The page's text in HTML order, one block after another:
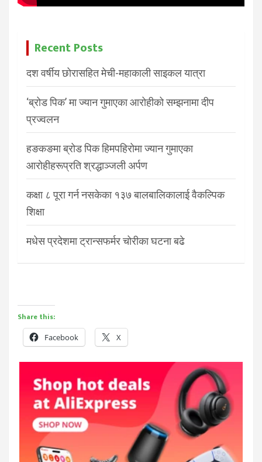
Recent Posts
दश वर्षीय छोरासहित मेची-महाकाली साइकल यात्रा
‘ब्रोड पिक’ मा ज्यान गुमाएका आरोहीको सम्झनामा दीप
प्रज्वलन
हङकङमा ब्रोड पिक हिमपहिरोमा ज्यान गुमाएका
आरोहीहरूप्रति श्रद्धाञ्जली अर्पण
कक्षा ८ पूरा गर्न नसकेका १३७ बालबालिकालाई वैकल्पिक
शिक्षा
मधेस प्रदेशमा ट्रान्सफर्मर चोरीका घटना बढे
Share this:
Facebook X